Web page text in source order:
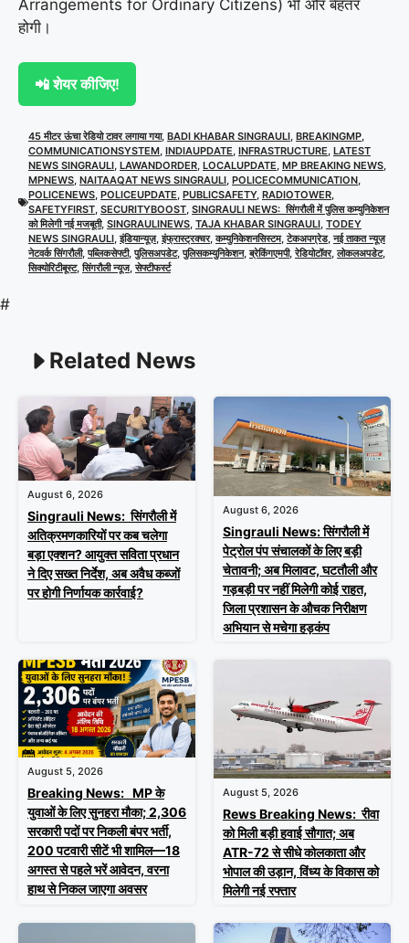
Arrangements for Ordinary Citizens) भी और बेहतर
होगी।
📲 शेयर कीजिए!
45 मीटर ऊंचा रेडियो टावर लगाया गया, BADI KHABAR SINGRAULI, BREAKINGMP,
COMMUNICATIONSYSTEM, INDIAUPDATE, INFRASTRUCTURE, LATEST
NEWS SINGRAULI, LAWANDORDER, LOCALUPDATE, MP BREAKING NEWS,
MPNEWS, NAITAAQAT NEWS SINGRAULI, POLICECOMMUNICATION,
POLICENEWS, POLICEUPDATE, PUBLICSAFETY, RADIOTOWER,
SAFETYFIRST, SECURITYBOOST, SINGRAULI NEWS: सिंगरौली में पुलिस कम्युनिकेशन
को मिलेगी नई मजबूती, SINGRAULINEWS, TAJA KHABAR SINGRAULI, TODEY
NEWS SINGRAULI,इंडियान्यूज़,इंफ्रास्ट्रक्चर,कम्युनिकेशनसिस्टम,टेकअपग्रेड,नई ताकत न्यूज़
नेटवर्क सिंगरौली,पब्लिकसेफ्टी,पुलिसअपडेट,पुलिसकम्युनिकेशन,ब्रेकिंगएमपी,रेडियोटॉवर,लोकलअपडेट,
सिक्योरिटीबूस्ट,सिंगरौली न्यूज,सेफ्टीफर्स्ट
#
Related News
August 6, 2026
Singrauli News: सिंगरौली में
अतिक्रमणकारियों पर कब चलेगा
बड़ा एक्शन? आयुक्त सविता प्रधान
ने दिए सख्त निर्देश, अब अवैध कब्जों
पर होगी निर्णायक कार्रवाई?
August 6, 2026
Singrauli News: सिंगरौली में
पेट्रोल पंप संचालकों के लिए बड़ी
चेतावनी; अब मिलावट, घटतौली और
गड़बड़ी पर नहीं मिलेगी कोई राहत,
जिला प्रशासन के औचक निरीक्षण
अभियान से मचेगा हड़कंप
August 5, 2026
Breaking News: MP के
युवाओं के लिए सुनहरा मौका; 2,306
सरकारी पदों पर निकली बंपर भर्ती,
200 पटवारी सीटें भी शामिल—18
अगस्त से पहले भरें आवेदन, वरना
हाथ से निकल जाएगा अवसर
August 5, 2026
Rews Breaking News: रीवा
को मिली बड़ी हवाई सौगात; अब
ATR-72 से सीधे कोलकाता और
भोपाल की उड़ान, विंध्य के विकास को
मिलेगी नई रफ्तार